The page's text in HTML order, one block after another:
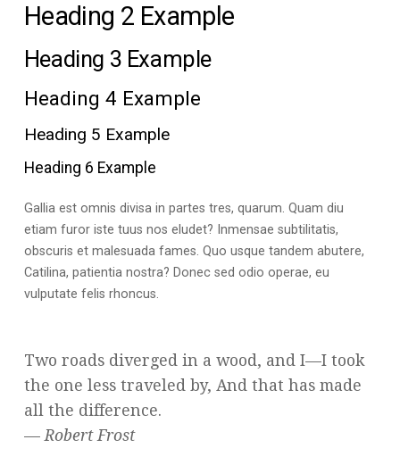
Heading 2 Example
Heading 3 Example
Heading 4 Example
Heading 5 Example
Heading 6 Example
Gallia est omnis divisa in partes tres, quarum. Quam diu
etiam furor iste tuus nos eludet? Inmensae subtilitatis,
obscuris et malesuada fames. Quo usque tandem abutere,
Catilina, patientia nostra? Donec sed odio operae, eu
vulputate felis rhoncus.
Two roads diverged in a wood, and I—I took
the one less traveled by, And that has made
all the difference.
—Robert Frost